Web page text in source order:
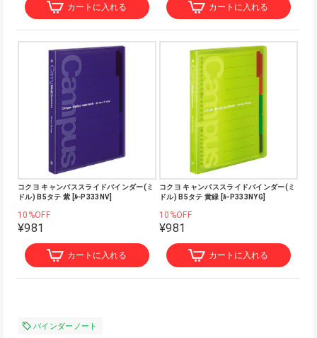
カートに入れる カートに入れる
コクヨ キャンパススライドバインダー(ミ
ドル) B5タテ 紫 [ﾙ-P333NV]
10%OFF
¥981
カートに入れる
コクヨ キャンパススライドバインダー(ミ
ドル) B5タテ 黄緑 [ﾙ-P333NYG]
10%OFF
¥981
カートに入れる
バインダーノート